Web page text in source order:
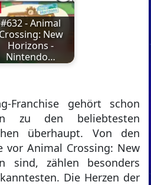
#632 - Animal
Crossing: New
Horizons -
Nintendo…
Franchise gehört schon
zu den beliebtesten
überhaupt. Von den
vor Animal Crossing: New
sind, zählen besonders
Die Herzen der